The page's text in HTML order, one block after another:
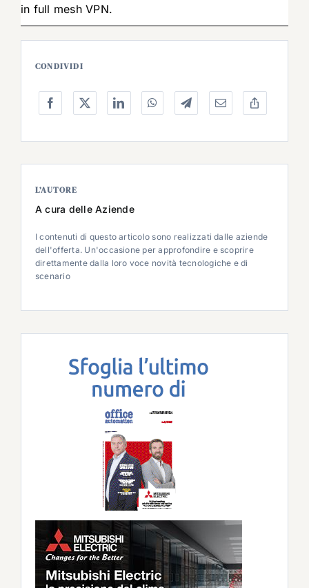
in full mesh VPN.
CONDIVIDI
L’AUTORE
A cura delle Aziende
I contenuti di questo articolo sono realizzati dalle aziende
dell'offerta. Un'occasione per approfondire e scoprire
direttamente dalla loro voce novità tecnologiche e di
scenario